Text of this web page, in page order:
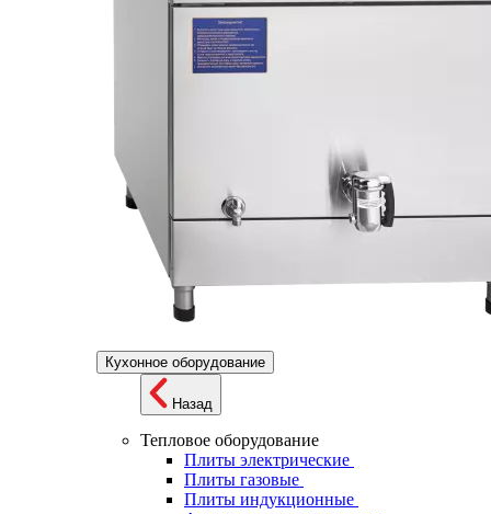
Кухонное оборудование
Назад
Тепловое оборудование
Плиты электрические
Плиты газовые
Плиты индукционные